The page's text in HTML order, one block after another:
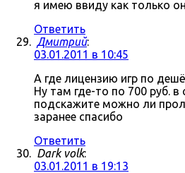
я имею ввиду как только
Ответить
Дмитрий:
03.01.2011 в 10:45
А где лицензию игр по
Ну там где-то по 700 руб. в
подскажите можно ли
заранее спасибо
Ответить
Dark volk:
03.01.2011 в 19:13